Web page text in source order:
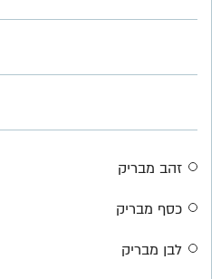
זהב מבריק
כסף מבריק
לבן מבריק